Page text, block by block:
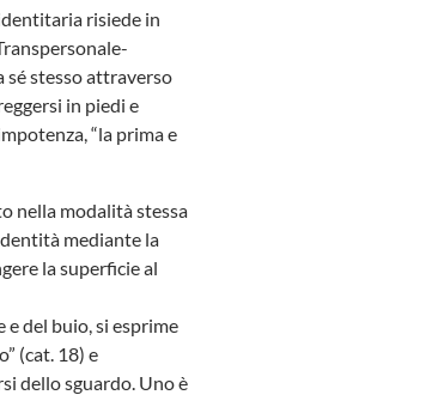
risiede in
sé stesso attraverso
in piedi e
“la prima e
nella modalità stessa
mediante la
la superficie al
del buio, si esprime
(cat. 18) e
dello sguardo. Uno è